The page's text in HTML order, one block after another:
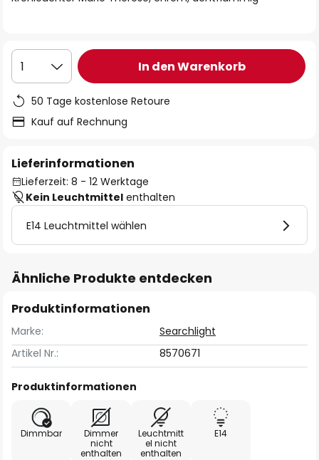
1 In den Warenkorb
50 Tage kostenlose Retoure
Kauf auf Rechnung
Lieferinformationen
Lieferzeit: 8 - 12 Werktage
Kein Leuchtmittel enthalten
E14 Leuchtmittel wählen
Ähnliche Produkte entdecken
Produktinformationen
Marke:
Searchlight
Artikel Nr.:
8570671
Produktinformationen
Dimmbar
Dimmer
nicht
enthalten
Leuchtmitt
el nicht
enthalten
E14